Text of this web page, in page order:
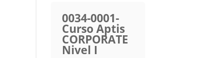
0034-0001-
Curso Aptis
CORPORATE
Nivel I